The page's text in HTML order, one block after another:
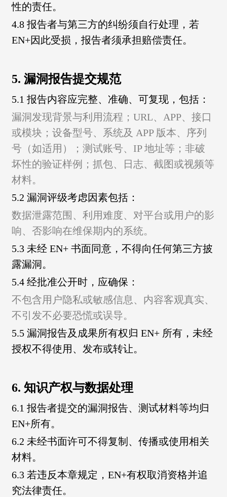
性的责任。
4.8 报告者与第三方的纠纷须自行处理，若
EN+因此受损，报告者须承担赔偿责任。
5. 漏洞报告提交规范
5.1 报告内容应完整、准确、可复现，包括：
漏洞发现背景与利用流程；URL、APP、接口
或模块；设备型号、系统及 APP 版本、序列
号（如适用）；测试账号、IP 地址等；非破
坏性的验证样例；抓包、日志、截图或视频等
材料。
5.2 漏洞评级考虑因素包括：
数据泄露范围、利用难度、 对平台或用户的影
响、 否影响在维保期内的系统。
5.3 未经 EN+ 书面同意，不得向任何第三方披
露漏洞。
5.4 经批准公开时，应确保：
不包含用户隐私或敏感信息、 内容客观真实、
不引发不必要恐慌或误导。
5.5 漏洞报告及成果所有权归 EN+ 所有，未经
授权不得使用、发布或转让。
6. 知识产权与数据处理
6.1 报告者提交的漏洞报告、测试材料等均归
EN+所有。
6.2 未经书面许可不得复制、传播或使用相关
材料。
6.3 若违反本章规定，EN+有权取消资格并追
究法律责任。